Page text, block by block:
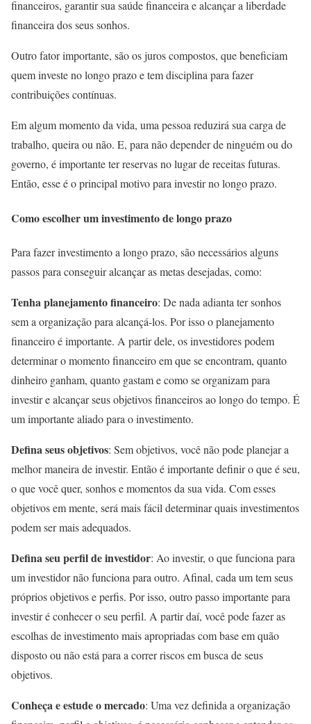
financeiros, garantir sua saúde financeira e alcançar a liberdade
financeira dos seus sonhos.
Outro fator importante, são os juros compostos, que beneficiam
quem investe no longo prazo e tem disciplina para fazer
contribuições contínuas.
Em algum momento da vida, uma pessoa reduzirá sua carga de
trabalho, queira ou não. E, para não depender de ninguém ou do
governo, é importante ter reservas no lugar de receitas futuras.
Então, esse é o principal motivo para investir no longo prazo.
Como escolher um investimento de longo prazo
Para fazer investimento a longo prazo, são necessários alguns
passos para conseguir alcançar as metas desejadas, como:
Tenha planejamento financeiro: De nada adianta ter sonhos
sem a organização para alcançá-los. Por isso o planejamento
financeiro é importante. A partir dele, os investidores podem
determinar o momento financeiro em que se encontram, quanto
dinheiro ganham, quanto gastam e como se organizam para
investir e alcançar seus objetivos financeiros ao longo do tempo. É
um importante aliado para o investimento.
Defina seus objetivos: Sem objetivos, você não pode planejar a
melhor maneira de investir. Então é importante definir o que é seu,
o que você quer, sonhos e momentos da sua vida. Com esses
objetivos em mente, será mais fácil determinar quais investimentos
podem ser mais adequados.
Defina seu perfil de investidor: Ao investir, o que funciona para
um investidor não funciona para outro. Afinal, cada um tem seus
próprios objetivos e perfis. Por isso, outro passo importante para
investir é conhecer o seu perfil. A partir daí, você pode fazer as
escolhas de investimento mais apropriadas com base em quão
disposto ou não está para a correr riscos em busca de seus
objetivos.
Conheça e estude o mercado: Uma vez definida a organização